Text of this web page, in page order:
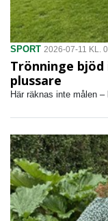
SPORT 2026-07-11 KL.
Trönninge
plussare
Här räknas inte målen